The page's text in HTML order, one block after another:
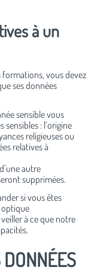
à un
formations, vous devez
ses données
sensible vous
: l’origine
religieuses ou
relatives à
autre
supprimées.
si vous êtes
optique
à ce que notre